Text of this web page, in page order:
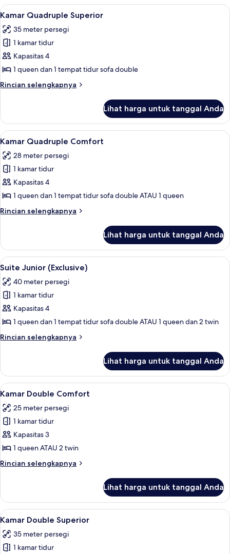
Lihat
semua
foto
untuk
Kamar
Quadruple
Superior
Seprai antialergi, minibar, brankas,
4
Kamar Quadruple Superior
35 meter persegi
1 kamar tidur
Kapasitas 4
1 queen dan 1 tempat tidur sofa double
Rincian selengkapnya
Rincian
Kamar
Quadruple
Superior
Lihat harga untuk tanggal Anda
Lihat
semua
foto
untuk
Kamar
Quadruple
Comfort
Seprai antialergi, minibar, brankas,
4
Kamar Quadruple Comfort
28 meter persegi
1 kamar tidur
Kapasitas 4
1 queen dan 1 tempat tidur sofa double ATAU 1 queen
Rincian selengkapnya
Rincian
Kamar
Quadruple
Comfort
Lihat harga untuk tanggal Anda
Lihat
semua
foto
untuk
Suite
Junior
(Exclusive)
Suite Junior (Exclusive) | Seprai
4
Suite Junior (Exclusive)
40 meter persegi
1 kamar tidur
Kapasitas 4
1 queen dan 1 tempat tidur sofa double ATAU 1 queen dan 2 twin
Rincian selengkapnya
Rincian
Suite
Junior
(Exclusive)
Lihat harga untuk tanggal Anda
Lihat
semua
foto
untuk
Kamar
Double
Comfort
Seprai antialergi, minibar, brankas,
4
Kamar Double Comfort
25 meter persegi
1 kamar tidur
Kapasitas 3
1 queen ATAU 2 twin
Rincian selengkapnya
Rincian
Kamar
Double
Comfort
Lihat harga untuk tanggal Anda
Lihat
semua
foto
untuk
Seprai antialergi, minibar, brankas,
5
Kamar Double Superior
35 meter persegi
1 kamar tidur